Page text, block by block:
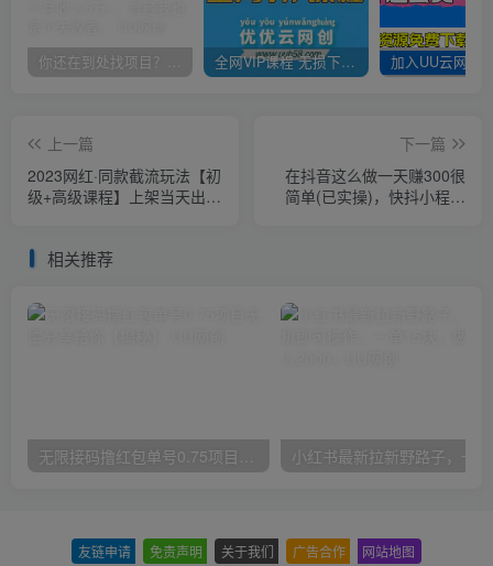
你还在到处找项目？还在当韭菜？我靠卖项目一个月收入5万+，曾经我也是个失败者。 全网VIP课程 无损下载~
上一篇
2023网红·同款截流玩法【初
级+高级课程】上架当天出单
下一篇
在抖音这么做一天赚300很
简单(已实操)，快抖小程序
相关推荐
无限接码撸红包单号0.75项目无偿分享给你【揭秘】
友链申请 免责声明 关于我们 广告合作 网站地图